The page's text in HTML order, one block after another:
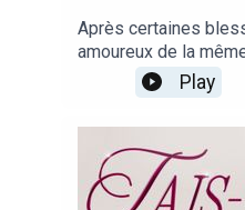
Après certaines
amoureux de la
anticipe, on cherche
l'intuition, de la
élevés. Mais parfois,
l'hypervigilance
je parle de ces
poussent à surveiller
Play